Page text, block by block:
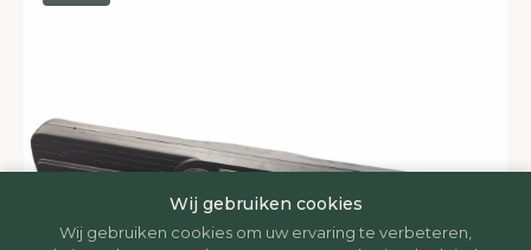
Wij gebruiken cookies
Wij gebruiken cookies om uw ervaring te verbeteren,